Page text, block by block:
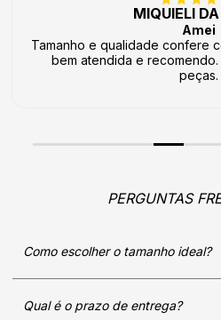
MIQUIELI
Amei
Tamanho e qualidade confere
bem atendida e recomendo.
peças.
PERGUNTAS
Como escolher o tamanho ideal?
Qual é o prazo de entrega?